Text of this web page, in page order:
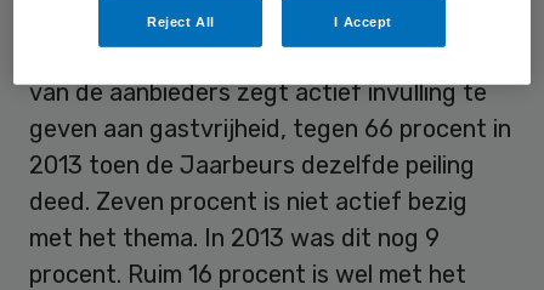
zorgaanbieders groeiend strategisch
belang hechten aan gastvrijheid. Driekwart
van de aanbieders zegt actief invulling te
geven aan gastvrijheid, tegen 66 procent in
2013 toen de Jaarbeurs dezelfde peiling
deed. Zeven procent is niet actief bezig
met het thema. In 2013 was dit nog 9
procent. Ruim 16 procent is wel met het
Reject All I Accept